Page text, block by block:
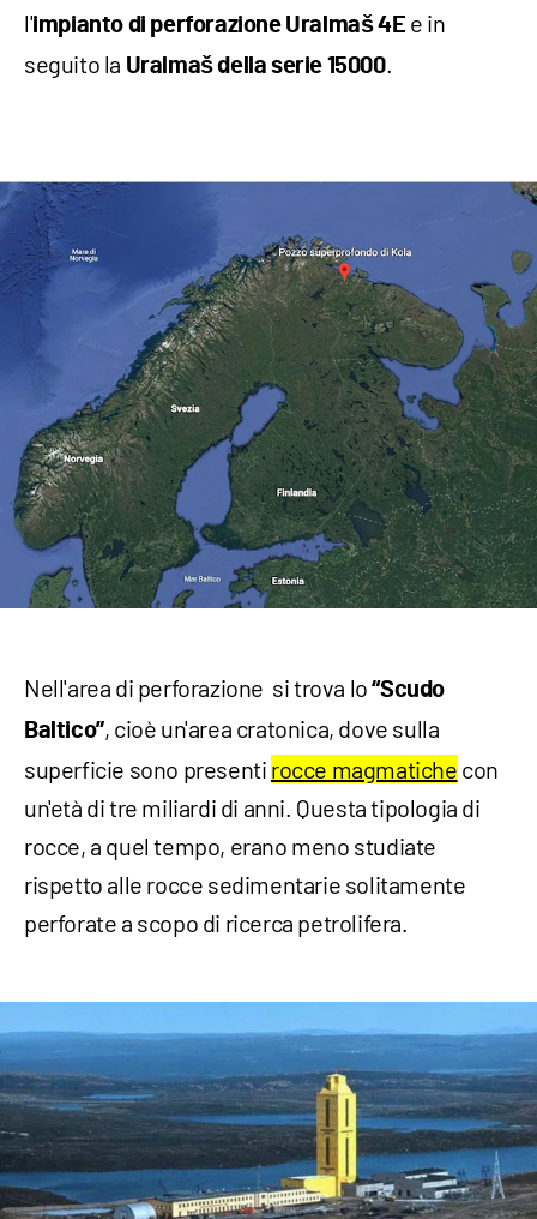
l'impianto di perforazione Uralmaš 4E e in
seguito la Uralmaš della serie 15000.
Nell'area di perforazione si trova lo“Scudo
Baltico”, cioè un'area cratonica, dove sulla
superficie sono presenti rocce magmatiche con
un'età di tre miliardi di anni. Questa tipologia di
rocce, a quel tempo, erano meno studiate
rispetto alle rocce sedimentarie solitamente
perforate a scopo di ricerca petrolifera.